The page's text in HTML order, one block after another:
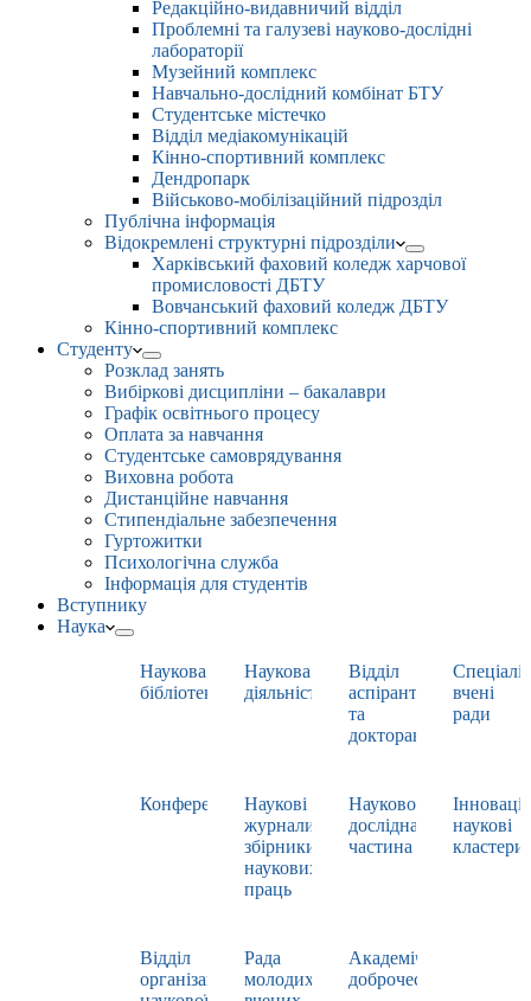
Редакційно-видавничий відділ
Проблемні та галузеві науково-дослідні
лабораторії
Музейний комплекс
Навчально-дослідний комбінат БТУ
Студентське містечко
Відділ медіакомунікацій
Кінно-спортивний комплекс
Дендропарк
Військово-мобілізаційний підрозділ
Публічна інформація
Відокремлені структурні підрозділи
Харківський фаховий коледж харчової
промисловості ДБТУ
Вовчанський фаховий коледж ДБТУ
Кінно-спортивний комплекс
Студенту
Розклад занять
Вибіркові дисципліни – бакалаври
Графік освітнього процесу
Оплата за навчання
Студентське самоврядування
Виховна робота
Дистанційне навчання
Стипендіальне забезпечення
Гуртожитки
Психологічна служба
Інформація для студентів
Вступнику
Наука
Наукова
бібліотека
Наукова
діяльність
Відділ
аспірантури
та
докторантури
вчені
ради
Конференції
Наукові
журнали,
збірники
наукових
праць
Науково-
дослідна
частина
наукові
кластери
Відділ
організації
Рада
молодих
Академічна
доброчесність